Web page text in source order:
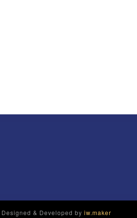
Designed & Developed by iw.maker